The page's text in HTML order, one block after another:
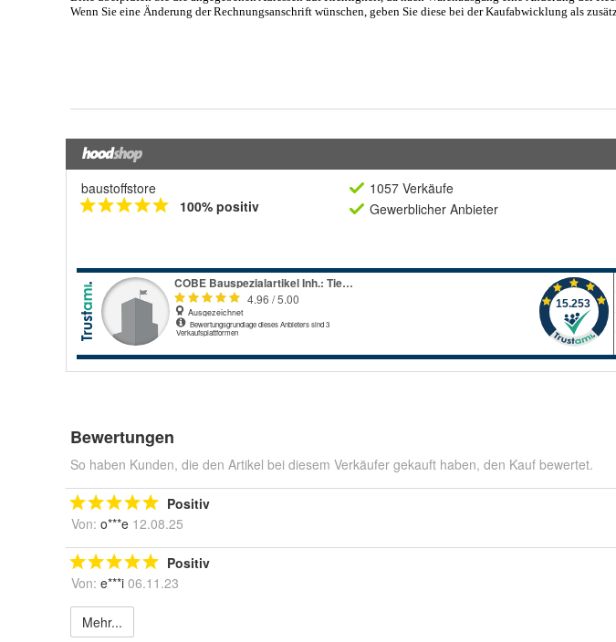
baustoffstore
100% positiv
1057 Verkäufe
Gewerblicher Anbieter
Bewertungen
So haben Kunden, die den Artikel bei diesem Verkäufer gekauft haben, den Kauf bewertet.
Positiv
Von: o***e 12.08.25
Positiv
Von: e***i 06.11.23
Mehr...